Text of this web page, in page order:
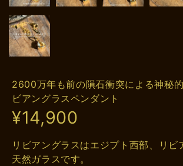
2600万年も前の隕石衝突による神秘
ビアングラスペンダント
¥14,900
リビアングラスはエジプト西部、リビ
天然ガラスです。